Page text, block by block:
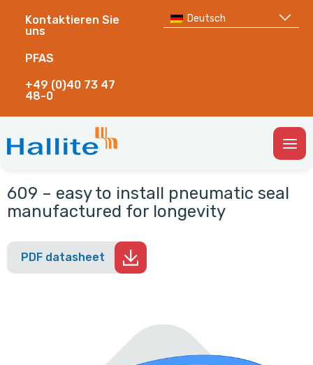
Kontaktieren Sie
uns
PFAS
+49 (0)40 73 47
48-0
Deutsch
609 – easy to install pneumatic seal
manufactured for longevity
PDF datasheet